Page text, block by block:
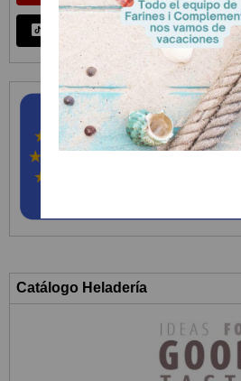
TikTok
Catálogo Heladería